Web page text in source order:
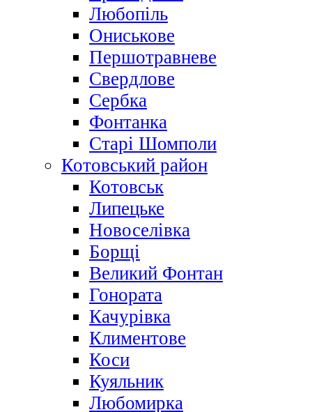
Любопіль
Ониськове
Першотравневе
Свердлове
Сербка
Фонтанка
Старі Шомполи
Котовський район
Котовськ
Липецьке
Новоселівка
Борщі
Великий Фонтан
Гонората
Качурівка
Климентове
Коси
Куяльник
Любомирка